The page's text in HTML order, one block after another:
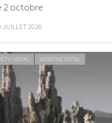
2 octobre
JUILLET 2026
METAL WEBZINE METAL